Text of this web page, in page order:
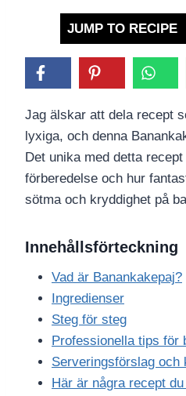
JUMP TO RECIPE
Jag älskar att dela recept
lyxiga, och denna
Det unika med detta
förberedelse och hur
sötma och kryddighet på
Innehållsförteckning
Vad är Banankakepaj?
Ingredienser
Steg för steg
Professionella tips för
Serveringsförslag och
Här är några recept